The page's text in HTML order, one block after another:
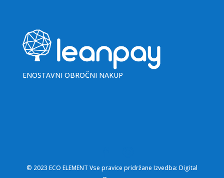
ENOSTAVNI OBROČNI NAKUP
© 2023 ECO ELEMENT Vse pravice pridržane Izvedba: Digital